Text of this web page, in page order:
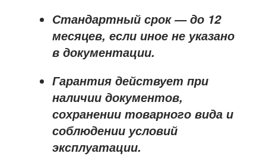
Стандартный срок — до 12
месяцев, если иное не указано
в документации.
Гарантия действует при
наличии документов,
сохранении товарного вида и
соблюдении условий
эксплуатации.